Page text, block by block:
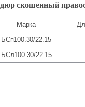
скошенный
Марка
БСп100.30/22.15
БСл100.30/22.15